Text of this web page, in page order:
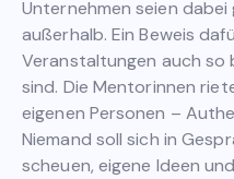
Unternehmen seien
außerhalb. Ein Beweis
Veranstaltungen auch
sind. Die Mentorinnen
eigenen Personen –
Niemand soll sich in
scheuen, eigene Ideen